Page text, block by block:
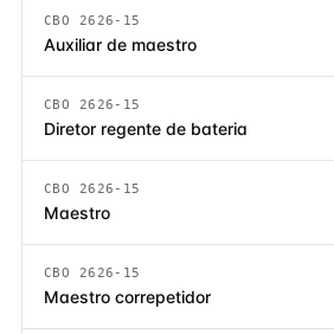
CBO 2626-15
Auxiliar de maestro
CBO 2626-15
Diretor regente de bateria
CBO 2626-15
Maestro
CBO 2626-15
Maestro correpetidor